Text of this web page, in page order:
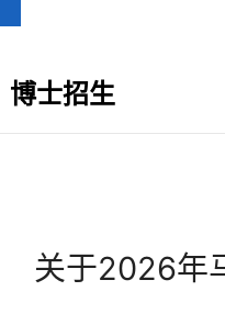
博士招生
关于2026年